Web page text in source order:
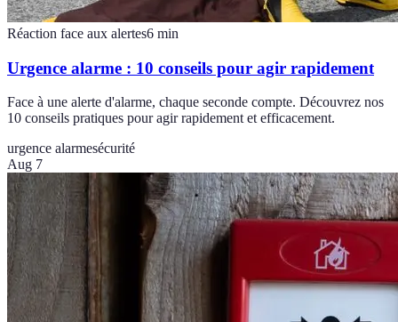
Réaction face aux alertes6 min
Urgence alarme : 10 conseils pour agir rapidement
Face à une alerte d'alarme, chaque seconde compte. Découvrez nos
10 conseils pratiques pour agir rapidement et efficacement.
urgence alarmesécurité
Aug 7